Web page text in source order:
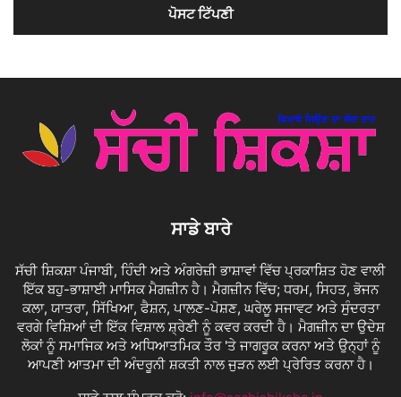
ਸਾਡੇ ਬਾਰੇ
ਸੱਚੀ ਸ਼ਿਕਸ਼ਾ ਪੰਜਾਬੀ, ਹਿੰਦੀ ਅਤੇ ਅੰਗਰੇਜ਼ੀ ਭਾਸ਼ਾਵਾਂ ਵਿੱਚ ਪ੍ਰਕਾਸ਼ਿਤ ਹੋਣ ਵਾਲੀ
ਇੱਕ ਬਹੁ-ਭਾਸ਼ਾਈ ਮਾਸਿਕ ਮੈਗਜ਼ੀਨ ਹੈ। ਮੈਗਜ਼ੀਨ ਵਿੱਚ; ਧਰਮ, ਸਿਹਤ, ਭੋਜਨ
ਕਲਾ, ਯਾਤਰਾ, ਸਿੱਖਿਆ, ਫੈਸ਼ਨ, ਪਾਲਣ-ਪੋਸ਼ਣ, ਘਰੇਲੂ ਸਜਾਵਟ ਅਤੇ ਸੁੰਦਰਤਾ
ਵਰਗੇ ਵਿਸ਼ਿਆਂ ਦੀ ਇੱਕ ਵਿਸ਼ਾਲ ਸ਼੍ਰੇਣੀ ਨੂੰ ਕਵਰ ਕਰਦੀ ਹੈ। ਮੈਗਜ਼ੀਨ ਦਾ ਉਦੇਸ਼
ਲੋਕਾਂ ਨੂੰ ਸਮਾਜਿਕ ਅਤੇ ਅਧਿਆਤਮਿਕ ਤੌਰ 'ਤੇ ਜਾਗਰੂਕ ਕਰਨਾ ਅਤੇ ਉਨ੍ਹਾਂ ਨੂੰ
ਆਪਣੀ ਆਤਮਾ ਦੀ ਅੰਦਰੂਨੀ ਸ਼ਕਤੀ ਨਾਲ ਜੁੜਨ ਲਈ ਪ੍ਰੇਰਿਤ ਕਰਨਾ ਹੈ।